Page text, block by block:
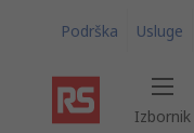
Podrška Usluge
Izbornik